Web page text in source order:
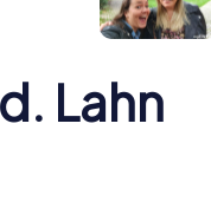
Lahn